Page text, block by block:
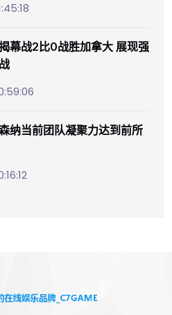
幕战2比0战胜加拿大 展现强
纳当前团队凝聚力达到前所